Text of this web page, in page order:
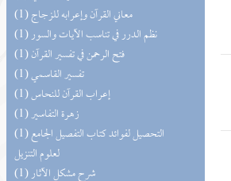
(1) معاني القرآن وإعرابه للزجاج
(1) نظم الدرر في تناسب الآيات والسور
(1) فتح الرحمن في تفسير القرآن
(1) تفسير القاسمي
(1) إعراب القرآن للنحاس
(1) زهرة التفاسير
(1) التحصيل لفوائد كتاب التفصيل الجامع
لعلوم التنزيل
(1) شرح مشكل الآثار